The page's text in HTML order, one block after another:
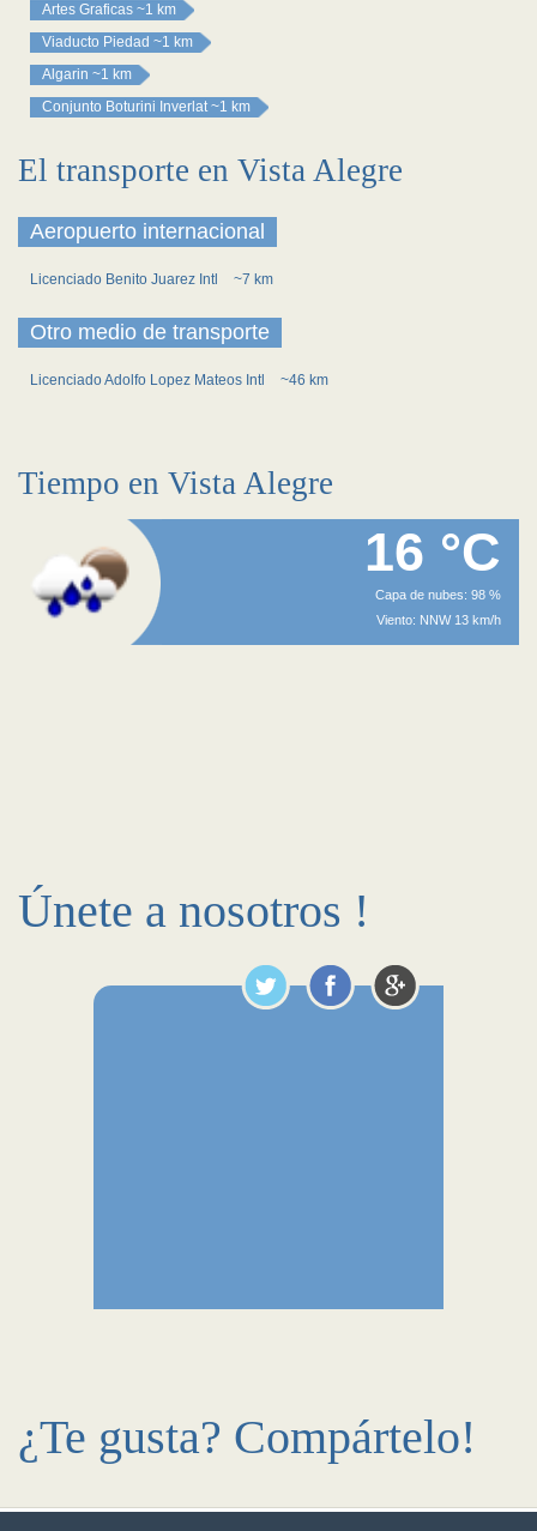
Artes Graficas ~1 km
Viaducto Piedad ~1 km
Algarin ~1 km
Conjunto Boturini Inverlat ~1 km
El transporte en Vista Alegre
Aeropuerto internacional
Licenciado Benito Juarez Intl ~7 km
Otro medio de transporte
Licenciado Adolfo Lopez Mateos Intl ~46 km
Tiempo en Vista Alegre
16 °C
Capa de nubes: 98 %
Viento: NNW 13 km/h
Únete a nosotros !
¿Te gusta? Compártelo!